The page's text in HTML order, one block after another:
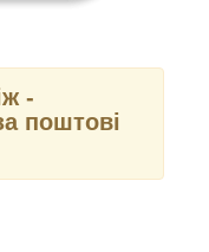
-
поштові